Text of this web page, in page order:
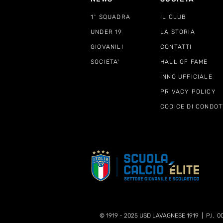
1^ SQUADRA IL CLUB
UNDER 19 LA STORIA
GIOVANILI CONTATTI
SOCIETA' HALL OF FAME
INNO UFFICIALE
PRIVACY POLICY
CODICE DI
© 1919 - 2025 USD LAVAGNESE 1919 | P.I.